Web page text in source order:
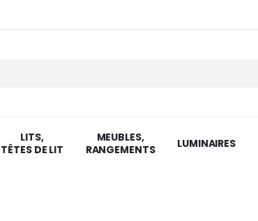
LITS,
TÊTES DE LIT
MEUBLES,
RANGEMENTS
LUMINAIRES